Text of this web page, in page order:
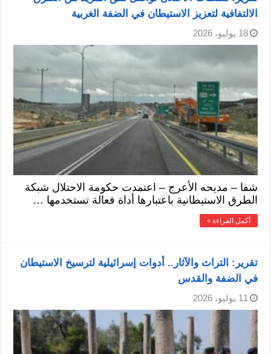
الالتفافية لتعزيز الاستيطان في الضفة الغربية
18 يوليو، 2026
شفا – مديحه الأعرج – اعتمدت حكومة الاحتلال شبكة
الطرق الاستيطانية باعتبارها أداة فعالة تستخدمها …
أكمل القراءة »
تقرير: التراث والآثار.. أدوات إسرائيلية لترسيخ الاستيطان
في الضفة والقدس
11 يوليو، 2026